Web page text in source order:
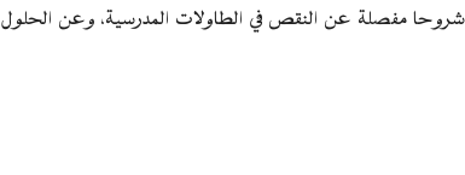
شروحا مفصلة عن النقص في الطاولات المدرسية، وعن الحلول